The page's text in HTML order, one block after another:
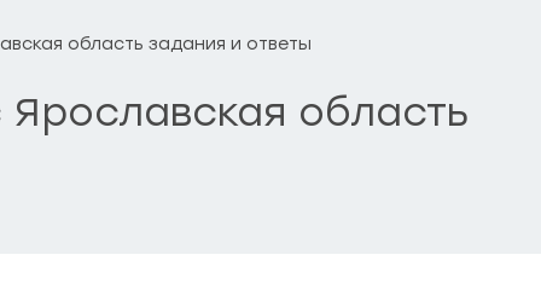
область задания и ответы
область